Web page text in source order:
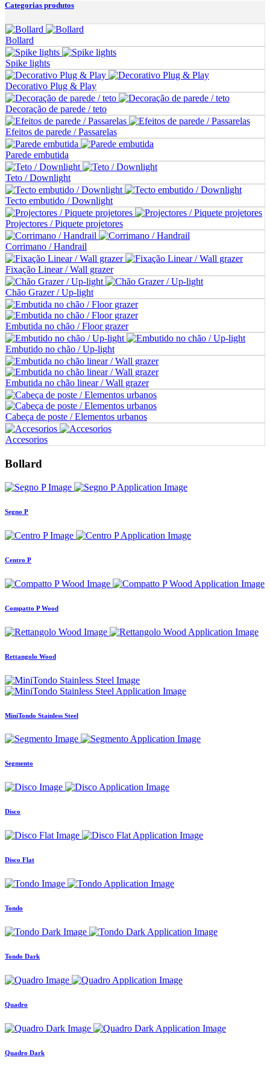
Categorias produtos
Bollard
Spike lights
Decorativo Plug & Play
Decoração de parede / teto
Efeitos de parede / Passarelas
Parede embutida
Teto / Downlight
Tecto embutido / Downlight
Projectores / Piquete projetores
Corrimano / Handrail
Fixação Linear / Wall grazer
Chão Grazer / Up-light
Embutida no chão / Floor grazer
Embutido no chão / Up-light
Embutida no chão linear / Wall grazer
Cabeça de poste / Elementos urbanos
Accesorios
Bollard
Segno P
Centro P
Compatto P Wood
Rettangolo Wood
MiniTondo Stainless Steel
Segmento
Disco
Disco Flat
Tondo
Tondo Dark
Quadro
Quadro Dark